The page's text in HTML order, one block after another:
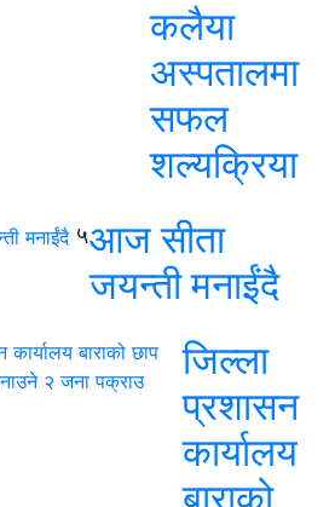
कलैया
अस्पतालमा
सफल
शल्यक्रिया
५आज सीता
जयन्ती मनाईंदै
जिल्ला
प्रशासन
कार्यालय
बाराको